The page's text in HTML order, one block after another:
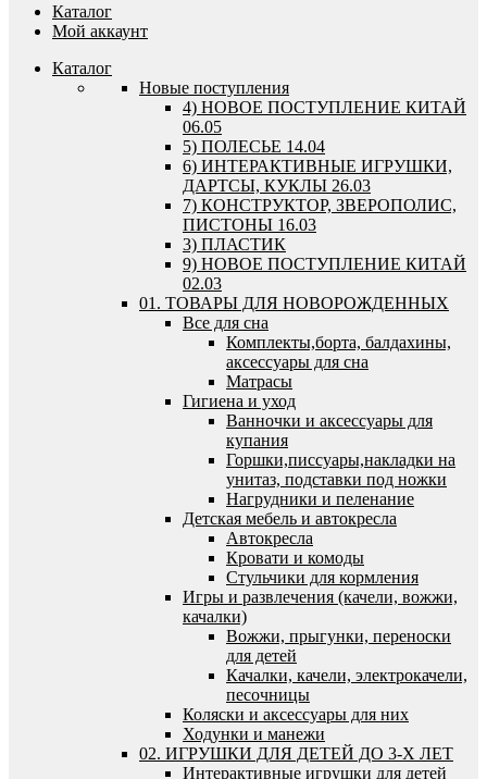
Каталог
Мой аккаунт
Каталог
Новые поступления
4) НОВОЕ ПОСТУПЛЕНИЕ КИТАЙ
06.05
5) ПОЛЕСЬЕ 14.04
6) ИНТЕРАКТИВНЫЕ ИГРУШКИ,
ДАРТСЫ, КУКЛЫ 26.03
7) КОНСТРУКТОР, ЗВЕРОПОЛИС,
ПИСТОНЫ 16.03
3) ПЛАСТИК
9) НОВОЕ ПОСТУПЛЕНИЕ КИТАЙ
02.03
01. ТОВАРЫ ДЛЯ НОВОРОЖДЕННЫХ
Все для сна
Комплекты,борта, балдахины,
аксессуары для сна
Матрасы
Гигиена и уход
Ванночки и аксессуары для
купания
Горшки,писсуары,накладки на
унитаз, подставки под ножки
Нагрудники и пеленание
Детская мебель и автокресла
Автокресла
Кровати и комоды
Стульчики для кормления
Игры и развлечения (качели, вожжи,
качалки)
Вожжи, прыгунки, переноски
для детей
Качалки, качели, электрокачели,
песочницы
Коляски и аксессуары для них
Ходунки и манежи
02. ИГРУШКИ ДЛЯ ДЕТЕЙ ДО 3-Х ЛЕТ
Интерактивные игрушки для детей